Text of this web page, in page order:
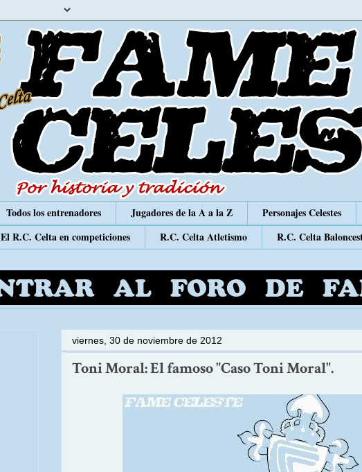
Todos los entrenadores Jugadores de la A a la Z Personajes Celestes
El R.C. Celta en competiciones R.C. Celta Atletismo R.C. Celta
viernes, 30 de noviembre de 2012
Toni Moral: El famoso "Caso Toni Moral".